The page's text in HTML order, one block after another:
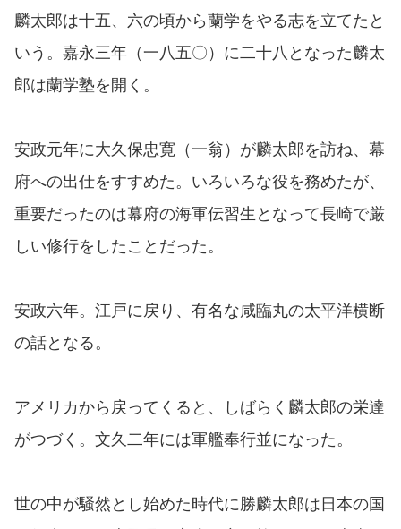
麟太郎は十五、六の頃から蘭学をやる志を立てたと
いう。嘉永三年（一八五〇）に二十八となった麟太
郎は蘭学塾を開く。
安政元年に大久保忠寛（一翁）が麟太郎を訪ね、幕
府への出仕をすすめた。いろいろな役を務めたが、
重要だったのは幕府の海軍伝習生となって長崎で厳
しい修行をしたことだった。
安政六年。江戸に戻り、有名な咸臨丸の太平洋横断
の話となる。
アメリカから戻ってくると、しばらく麟太郎の栄達
がつづく。文久二年には軍艦奉行並になった。
世の中が騒然とし始めた時代に勝麟太郎は日本の国